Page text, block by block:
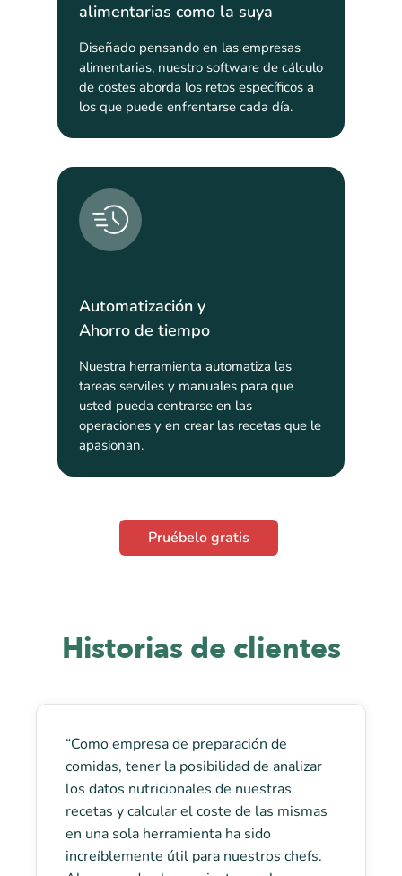
alimentarias como la suya
Diseñado pensando en las empresas
alimentarias, nuestro software de cálculo
de costes aborda los retos específicos a
los que puede enfrentarse cada día.
Automatización y
Ahorro de tiempo
Nuestra herramienta automatiza las
tareas serviles y manuales para que
usted pueda centrarse en las
operaciones y en crear las recetas que le
apasionan.
Pruébelo gratis
Historias de clientes
“Como empresa de preparación de
comidas, tener la posibilidad de analizar
los datos nutricionales de nuestras
recetas y calcular el coste de las mismas
en una sola herramienta ha sido
increíblemente útil para nuestros chefs.